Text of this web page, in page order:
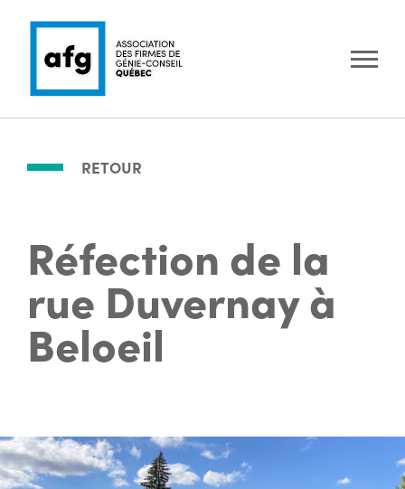
RETOUR
Réfection de la
rue Duvernay à
Beloeil